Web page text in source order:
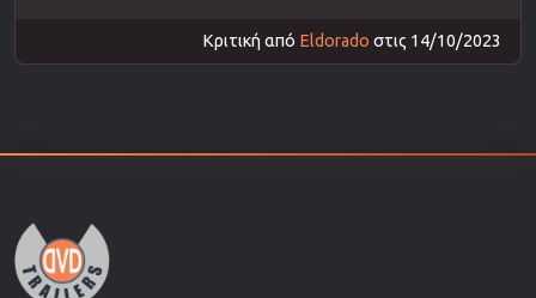
Κριτική από Eldorado στις 14/10/2023